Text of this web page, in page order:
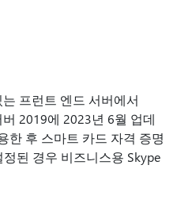
프런트 엔드 서버에서
2019에 2023년 6월 업데
한 후 스마트 카드 자격 증명
된 경우 비즈니스용 Skype